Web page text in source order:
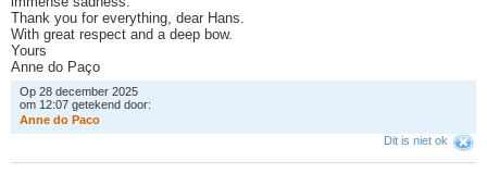
Thank you for everything, dear Hans.
With great respect and a deep bow.
Yours
Anne do Paço
Op 28 december 2025
om 12:07 getekend door:
Anne do Paco
Dit is niet ok